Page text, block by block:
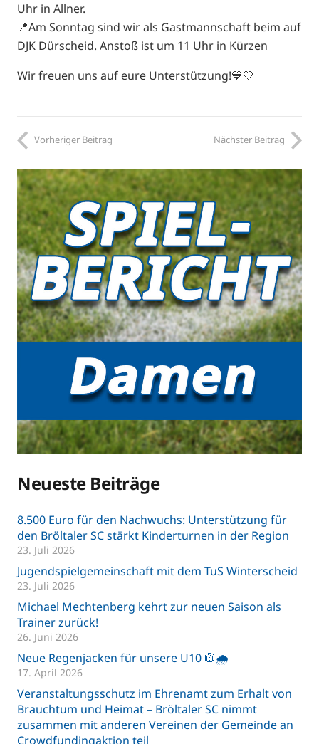
Uhr in Allner.
📍Am Sonntag sind wir als Gastmannschaft beim auf
DJK Dürscheid. Anstoß ist um 11 Uhr in Kürzen
Wir freuen uns auf eure Unterstützung!💙🤍
Vorheriger Beitrag Nächster Beitrag
Neueste Beiträge
8.500 Euro für den Nachwuchs: Unterstützung für
den Bröltaler SC stärkt Kinderturnen in der Region
23. Juli 2026
Jugendspielgemeinschaft mit dem TuS Winterscheid
23. Juli 2026
Michael Mechtenberg kehrt zur neuen Saison als
Trainer zurück!
26. Juni 2026
Neue Regenjacken für unsere U10 🧥🌧️
17. April 2026
Veranstaltungsschutz im Ehrenamt zum Erhalt von
Brauchtum und Heimat – Bröltaler SC nimmt
zusammen mit anderen Vereinen der Gemeinde an
Crowdfundingaktion teil